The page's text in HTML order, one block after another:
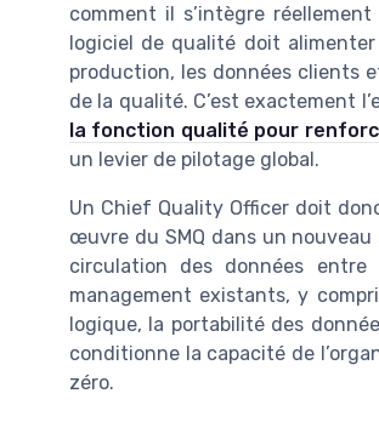
comment il s’intègre
logiciel de qualité doit
production, les données clients
de la qualité. C’est exactement
la fonction qualité pour
un levier de pilotage global.
Un Chief Quality Officer doit
œuvre du SMQ dans un
circulation des données
management existants, y
logique, la portabilité des
conditionne la capacité de
zéro.